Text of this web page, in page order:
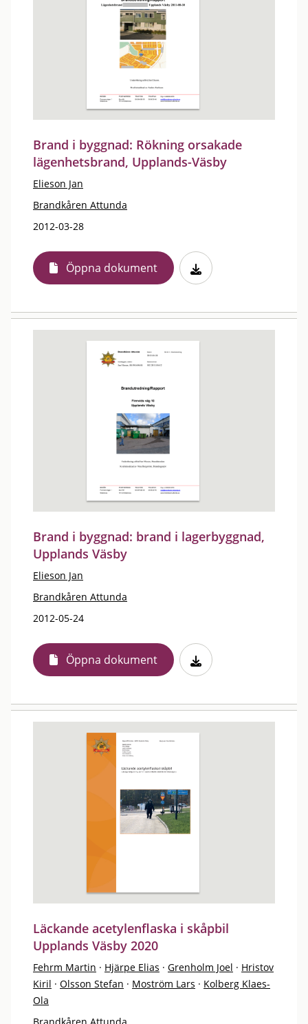
Brand i byggnad: Rökning orsakade
lägenhetsbrand, Upplands-Väsby
Elieson Jan
Brandkåren Attunda
2012-03-28
Öppna dokument
Brand i byggnad: brand i lagerbyggnad,
Upplands Väsby
Elieson Jan
Brandkåren Attunda
2012-05-24
Öppna dokument
Läckande acetylenflaska i skåpbil
Upplands Väsby 2020
Fehrm Martin · Hjärpe Elias · Grenholm Joel · Hristov
Kiril · Olsson Stefan · Moström Lars · Kolberg Klaes-
Ola